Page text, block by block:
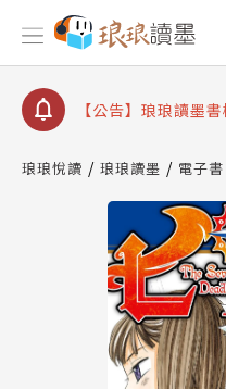
【公告】琅琅讀墨
【公告】琅琅讀墨
【公告】琅琅讀墨
請圖文教學
查詢
【公告】琅琅讀墨
琅琅悅讀 琅琅讀墨 電子書